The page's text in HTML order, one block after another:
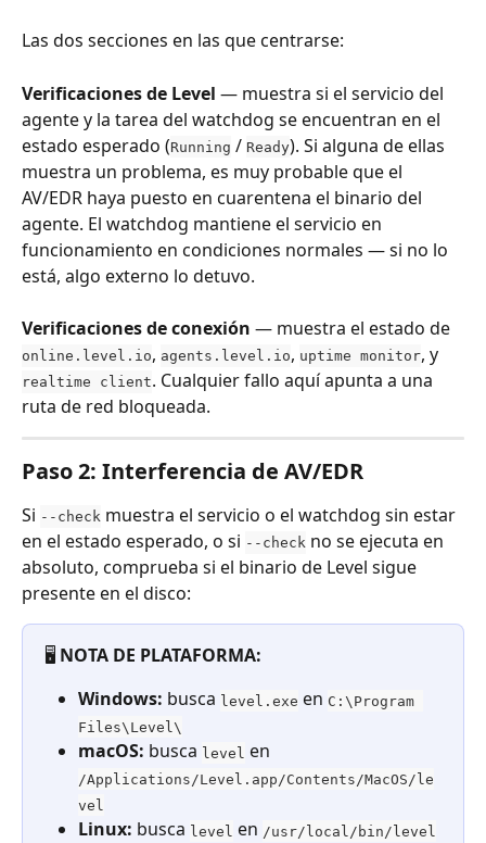
Las dos secciones en las que centrarse:
Verificaciones de Level — muestra si el servicio del
agente y la tarea del watchdog se encuentran en el
estado esperado (Running / Ready). Si alguna de ellas
muestra un problema, es muy probable que el
AV/EDR haya puesto en cuarentena el binario del
agente. El watchdog mantiene el servicio en
funcionamiento en condiciones normales — si no lo
está, algo externo lo detuvo.
Verificaciones de conexión — muestra el estado de
online.level.io, agents.level.io, uptime monitor, y
realtime client. Cualquier fallo aquí apunta a una
ruta de red bloqueada.
Paso 2: Interferencia de AV/EDR
Si --check muestra el servicio o el watchdog sin estar
en el estado esperado, o si --check no se ejecuta en
absoluto, comprueba si el binario de Level sigue
presente en el disco:
🖥️ NOTA DE PLATAFORMA:
Windows: busca level.exe en C:\Program
Files\Level\
macOS: busca level en
/Applications/Level.app/Contents/MacOS/le
vel
Linux: busca level en /usr/local/bin/level